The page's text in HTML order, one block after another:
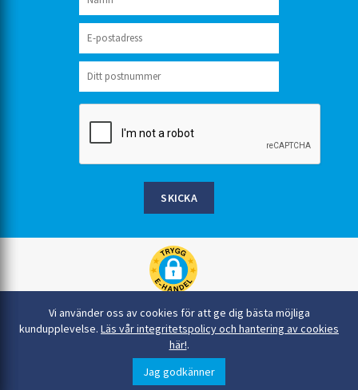
Vi använder oss av cookies för att ge dig bästa möjliga
kundupplevelse. Läs vår integritetspolicy och hantering av cookies
här!.
Jag godkänner
SKICKA
Rinkaby Rör AB, Box 54, 296 21 Åhus
044-22 54 90
info@rinkabyror.se
© Alla rättigheter tillhör Rinkaby Rör AB